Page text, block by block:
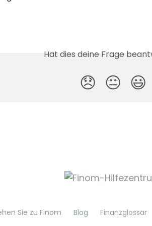
Hat dies deine Frage
😞 😐 😃
Sie zu Finom Blog Finanzglossar